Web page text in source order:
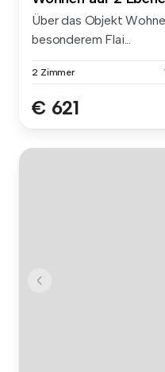
Über das Objekt
besonderem Flai...
2 Zimmer
€ 621